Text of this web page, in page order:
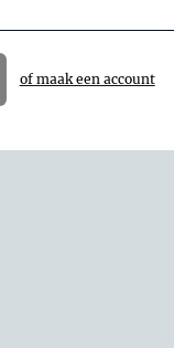
of maak een account